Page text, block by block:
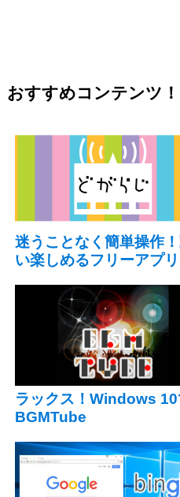
おすすめコンテンツ！
迷うことなく簡単操作
い楽しめるフリーアプ
ラックス！Windows
BGMTube